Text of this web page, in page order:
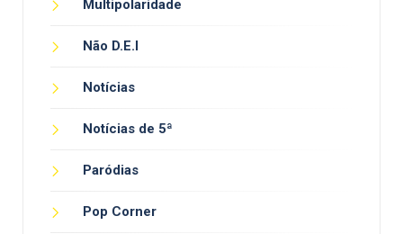
Multipolaridade
Não D.E.I
Notícias
Notícias de 5ª
Paródias
Pop Corner